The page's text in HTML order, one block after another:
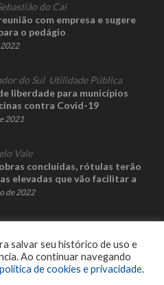
do Caí
com empresa e sugere
o pedágio
do Sul, Utilidade Pública
liberdade para municípios
contra Covid-19
2021
Vale
concluídas, rótulas terão
elevadas que vão facilitar a
287
de 2022
salvar seu histórico de uso e
Ao continuar navegando
política de cookies e privacidade.